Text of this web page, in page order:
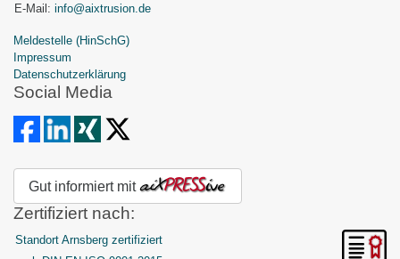
E-Mail: info@aixtrusion.de
Meldestelle (HinSchG)
Impressum
Datenschutzerklärung
Social Media
Gut informiert mit
Zertifiziert nach:
Standort Arnsberg zertifiziert